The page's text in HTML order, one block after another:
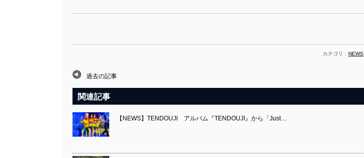
カテゴリ： NEWS
過去の記事
関連記事
【NEWS】TENDOUJI アルバム『TENDOUJI』から「Just…